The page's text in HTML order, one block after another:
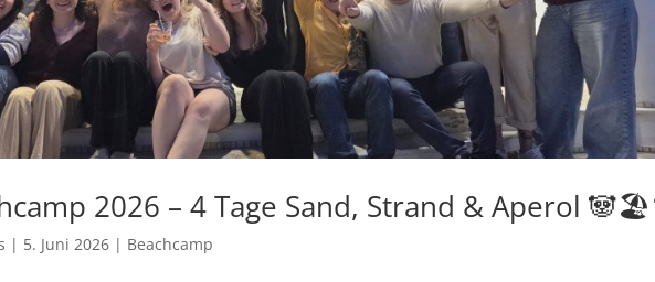
2026 – 4 Tage Sand, Strand & Aperol
| 5. Juni 2026 | Beachcamp